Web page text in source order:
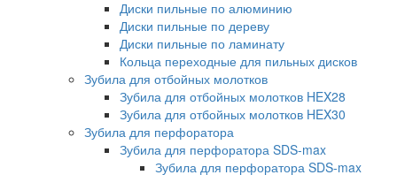
Диски пильные по алюминию
Диски пильные по дереву
Диски пильные по ламинату
Кольца переходные для пильных дисков
Зубила для отбойных молотков
Зубила для отбойных молотков HEX28
Зубила для отбойных молотков HEX30
Зубила для перфоратора
Зубила для перфоратора SDS-max
Зубила для перфоратора SDS-max